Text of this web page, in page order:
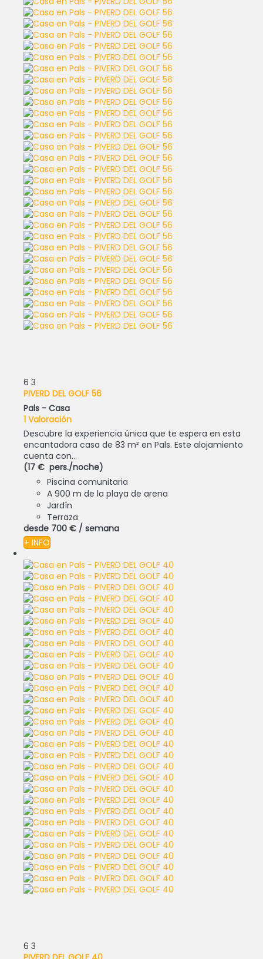
6 3
PIVERD DEL GOLF 56
Pals - Casa
1 Valoración
Descubre la experiencia única que te espera en esta
encantadora casa de 83 m² en Pals. Este alojamiento
cuenta con...
(17 € pers./noche)
Piscina comunitaria
A 900 m de la playa de arena
Jardín
Terraza
desde 700 € / semana
+ INFO
6 3